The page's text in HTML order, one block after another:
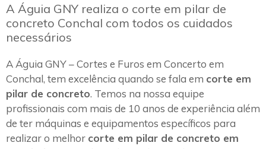
A Águia GNY realiza o corte em pilar de
concreto Conchal com todos os cuidados
necessários
A Águia GNY – Cortes e Furos em Concerto em
Conchal, tem excelência quando se fala em corte em
pilar de concreto. Temos na nossa equipe
profissionais com mais de 10 anos de experiência além
de ter máquinas e equipamentos específicos para
realizar o melhor corte em pilar de concreto em